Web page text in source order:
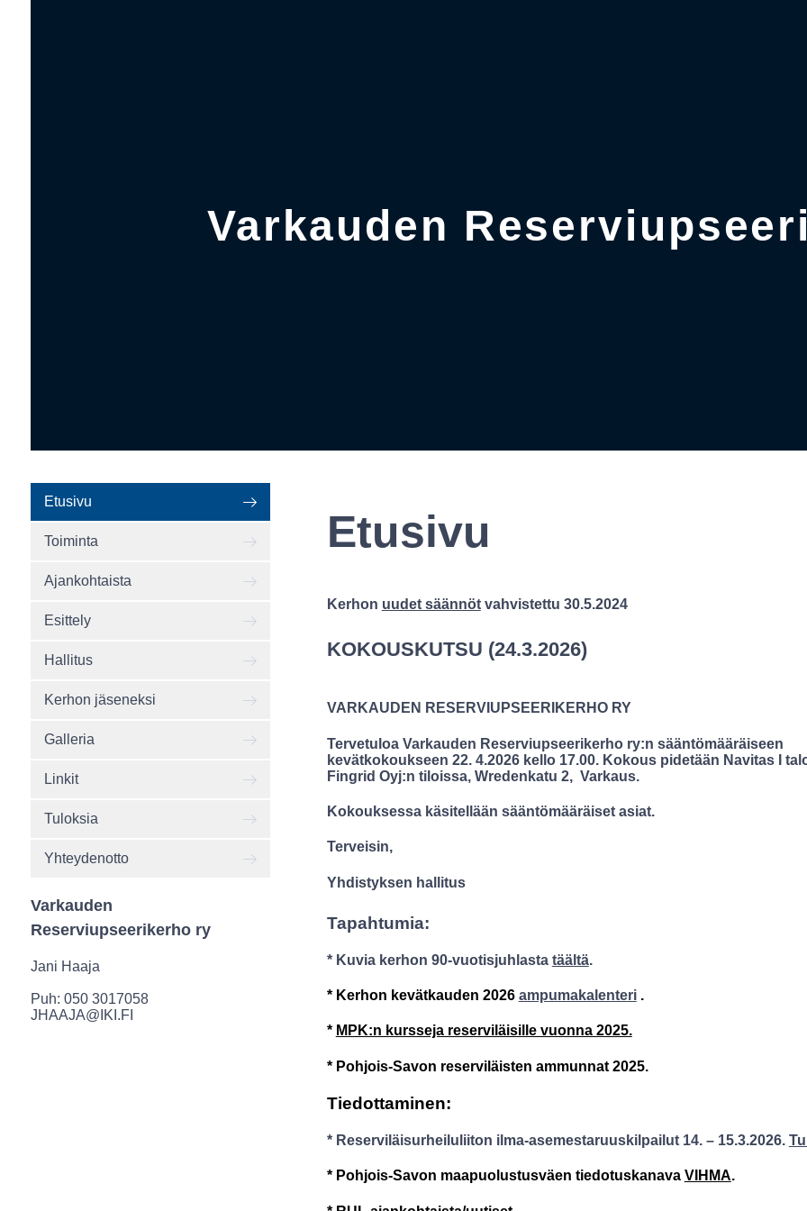
Varkauden
Etusivu
Toiminta
Ajankohtaista
Esittely
Hallitus
Kerhon jäseneksi
Galleria
Linkit
Tuloksia
Yhteydenotto
Varkauden
Reserviupseerikerho ry
Jani Haaja
Puh: 050 3017058
JHAAJA@IKI.FI
Etusivu
Kerhon uudet säännötvahvistettu 30.5.2024
KOKOUSKUTSU (24.3.2026)
VARKAUDEN RESERVIUPSEERIKERHO RY
Tervetuloa Varkauden Reserviupseerikerho ry:n sääntömääräiseen
kevätkokoukseen 22. 4.2026 kello 17.00. Kokous pidetään Navitas I
Fingrid Oyj:n tiloissa, Wredenkatu 2, Varkaus.
Kokouksessa käsitellään sääntömääräiset asiat.
Terveisin,
Yhdistyksen hallitus
Tapahtumia:
* Kuvia kerhon 90-vuotisjuhlasta täältä.
* Kerhon kevätkauden 2026 ampumakalenteri.
* MPK:n kursseja reserviläisille vuonna 2025.
* Pohjois-Savon reserviläisten ammunnat 2025.
Tiedottaminen:
* Reserviläisurheiluliiton ilma-asemestaruuskilpailut 14. – 15.3.2026.
* Pohjois-Savon maapuolustusväen tiedotuskanava VIHMA.